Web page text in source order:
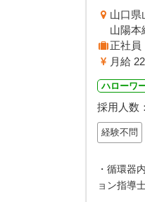
山口県
山陽本
正社員
月給
ハローワ
採用人数
経験不問
・循環器
ョン指導